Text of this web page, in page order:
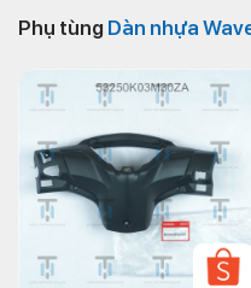
Phụ tùng Dàn nhựa